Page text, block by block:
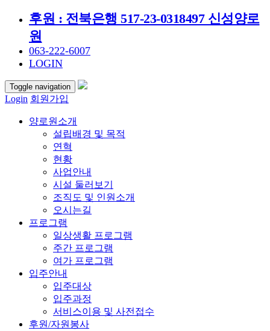
후원 : 전북은행 517-23-0318497 신성양로
원
063-222-6007
LOGIN
Toggle navigation
Login 회원가입
양로원소개
설립배경 및 목적
연혁
현황
사업안내
시설 둘러보기
조직도 및 인원소개
오시는길
프로그램
일상생활 프로그램
주간 프로그램
여가 프로그램
입주안내
입주대상
입주과정
서비스이용 및 사전접수
후원/자원봉사